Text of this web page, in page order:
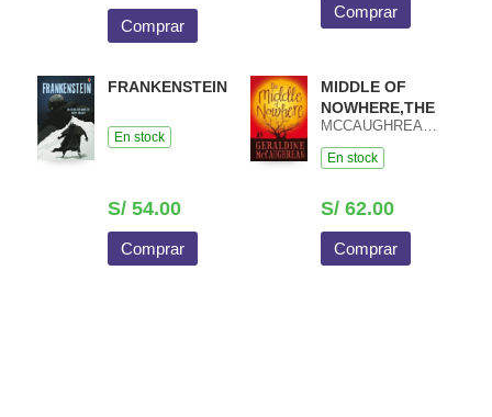
Comprar
Comprar
FRANKENSTEIN
En stock
S/ 54.00
Comprar
MIDDLE OF
NOWHERE,THE
En stock
S/ 62.00
Comprar